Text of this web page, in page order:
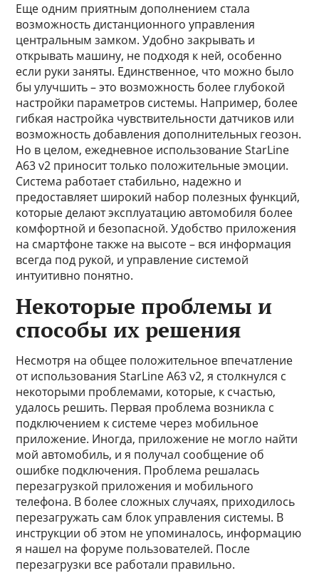
Еще одним приятным дополнением стала
возможность дистанционного управления
центральным замком. Удобно закрывать и
открывать машину, не подходя к ней, особенно
если руки заняты. Единственное, что можно было
бы улучшить – это возможность более глубокой
настройки параметров системы. Например, более
гибкая настройка чувствительности датчиков или
возможность добавления дополнительных геозон.
Но в целом, ежедневное использование StarLine
A63 v2 приносит только положительные эмоции.
Система работает стабильно, надежно и
предоставляет широкий набор полезных функций,
которые делают эксплуатацию автомобиля более
комфортной и безопасной. Удобство приложения
на смартфоне также на высоте – вся информация
всегда под рукой, и управление системой
интуитивно понятно.
Некоторые проблемы и
способы их решения
Несмотря на общее положительное впечатление
от использования StarLine A63 v2, я столкнулся с
некоторыми проблемами, которые, к счастью,
удалось решить. Первая проблема возникла с
подключением к системе через мобильное
приложение. Иногда, приложение не могло найти
мой автомобиль, и я получал сообщение об
ошибке подключения. Проблема решалась
перезагрузкой приложения и мобильного
телефона. В более сложных случаях, приходилось
перезагружать сам блок управления системы. В
инструкции об этом не упоминалось, информацию
я нашел на форуме пользователей. После
перезагрузки все работали правильно.